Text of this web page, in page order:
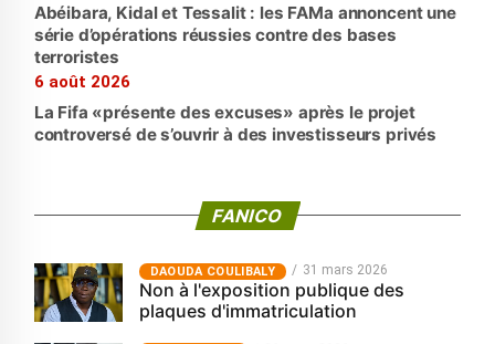
Abéibara, Kidal et Tessalit : les FAMa annoncent une
série d’opérations réussies contre des bases
terroristes
6 août 2026
La Fifa «présente des excuses» après le projet
controversé de s’ouvrir à des investisseurs privés
FANICO
‎DAOUDA COULIBALY 31 mars 2026
Non à l'exposition publique des
plaques d'immatriculation